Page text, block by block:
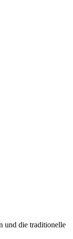
und die traditionelle